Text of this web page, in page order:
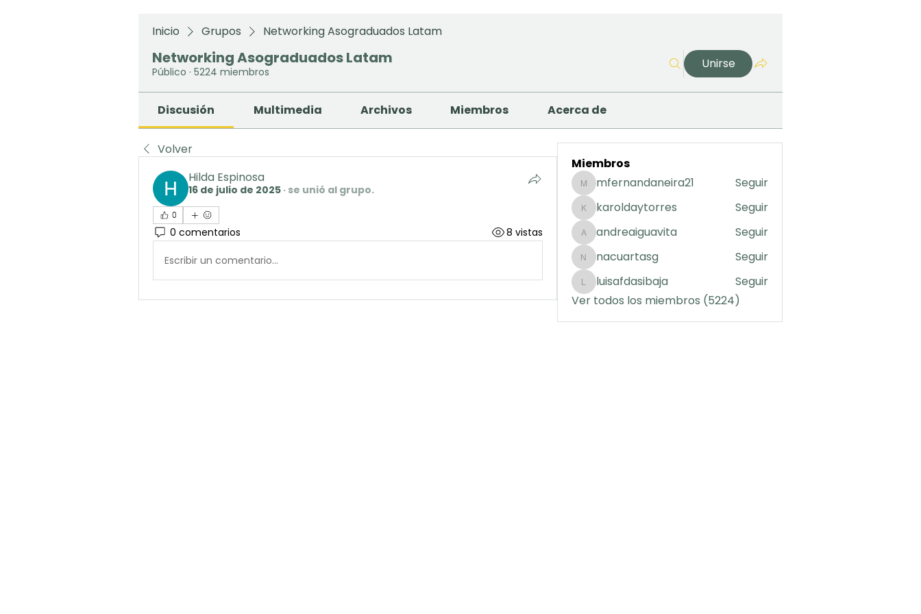
Inicio Grupos Networking Asograduados Latam
Networking Asograduados Latam
Público · 5224 miembros
Unirse
Discusión Multimedia Archivos Miembros Acerca de
Volver
Hilda Espinosa
16 de julio de 2025 · se unió al grupo.
0
0 comentarios 8 vistas
Escribir un comentario...
Miembros
mfernandaneira21
mfernandaneira21 Seguir
karoldaytorres
karoldaytorres Seguir
andreaiguavita
andreaiguavita Seguir
nacuartasg
nacuartasg Seguir
luisafdasibaja
luisafdasibaja
Seguir
Ver todos los miembros (5224)